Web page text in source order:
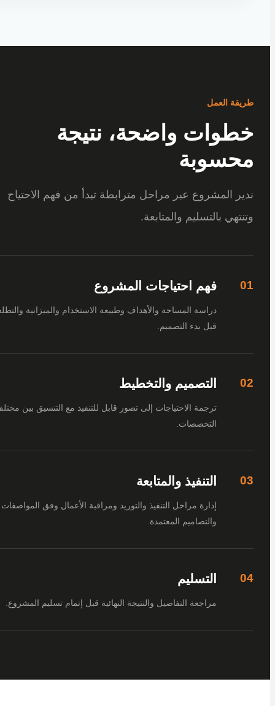
العمل
واضحة، نتيجة
المشروع عبر مراحل مترابطة تبدأ من فهم الاحتياج
بالتسليم والمتابعة.
فهم احتياجات المشروع
دراسة المساحة والأهداف وطبيعة الاستخدام والميزانية والتطلعات
قبل بدء التصميم.
التصميم والتخطيط
ترجمة الاحتياجات إلى تصور قابل للتنفيذ مع التنسيق بين مختلف
التخصصات.
التنفيذ والمتابعة
إدارة مراحل التنفيذ والتوريد ومراقبة الأعمال وفق المواصفات
والتصاميم المعتمدة.
التسليم
مراجعة التفاصيل والنتيجة النهائية قبل إتمام تسليم المشروع.